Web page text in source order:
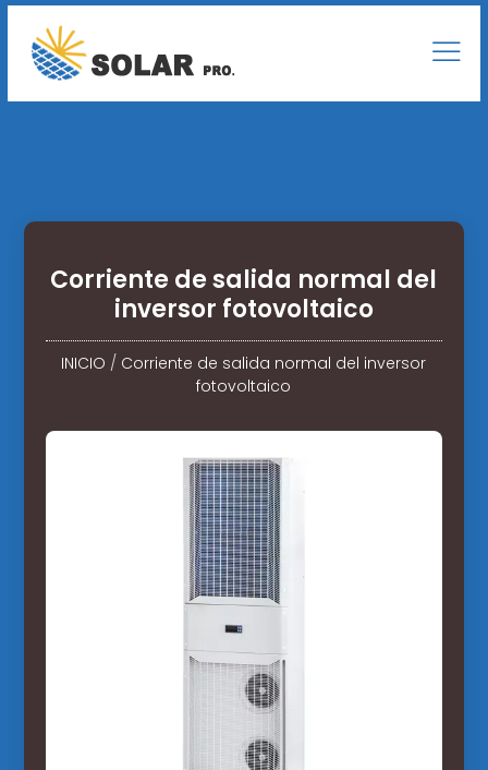
Corriente de salida normal del
inversor fotovoltaico
INICIO / Corriente de salida normal del inversor
fotovoltaico